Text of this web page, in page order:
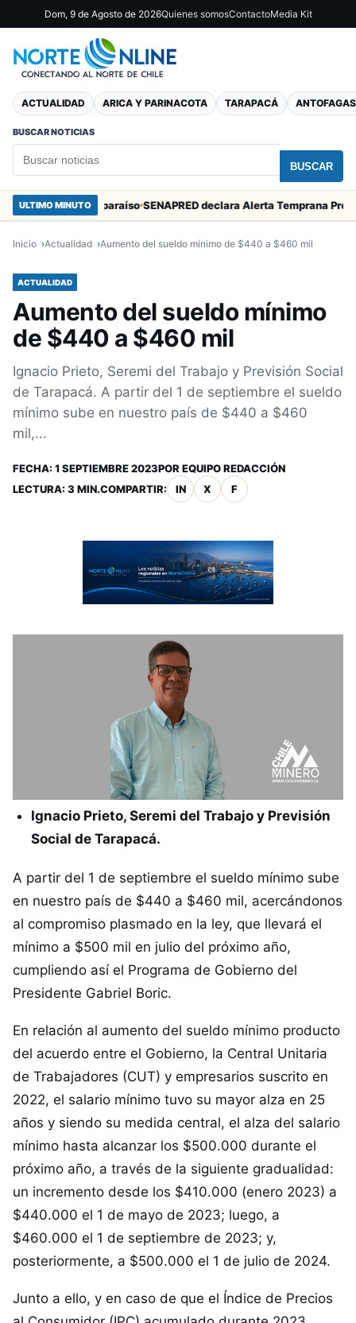
Dom, 9 de Agosto de 2026Quienes somosContactoMedia Kit
ACTUALIDAD ARICA Y PARINACOTA TARAPACÁ
BUSCAR NOTICIAS
BUSCAR
ULTIMO MINUTO
en Valparaíso
Inicio Actualidad Aumento del sueldo mínimo de $440 a $460 mil
ACTUALIDAD
Aumento del sueldo mínimo
de $440 a $460 mil
Ignacio Prieto, Seremi del Trabajo y Previsión Social
de Tarapacá. A partir del 1 de septiembre el sueldo
mínimo sube en nuestro país de $440 a $460
mil,...
FECHA: 1 SEPTIEMBRE 2023POR EQUIPO REDACCIÓN
LECTURA: 3 MIN.COMPARTIR: IN X F
Ignacio Prieto, Seremi del Trabajo y Previsión
Social de Tarapacá.
A partir del 1 de septiembre el sueldo mínimo sube
en nuestro país de $440 a $460 mil, acercándonos
al compromiso plasmado en la ley, que llevará el
mínimo a $500 mil en julio del próximo año,
cumpliendo así el Programa de Gobierno del
Presidente Gabriel Boric.
En relación al aumento del sueldo mínimo producto
del acuerdo entre el Gobierno, la Central Unitaria
de Trabajadores (CUT) y empresarios suscrito en
2022, el salario mínimo tuvo su mayor alza en 25
años y siendo su medida central, el alza del salario
mínimo hasta alcanzar los $500.000 durante el
próximo año, a través de la siguiente gradualidad:
un incremento desde los $410.000 (enero 2023) a
$440.000 el 1 de mayo de 2023; luego, a
$460.000 el 1 de septiembre de 2023; y,
posteriormente, a $500.000 el 1 de julio de 2024.
Junto a ello, y en caso de que el Índice de Precios